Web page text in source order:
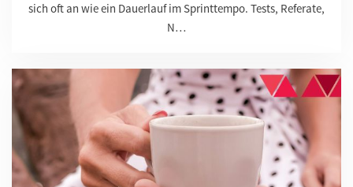
sich oft an wie ein Dauerlauf im Sprinttempo. Tests, Referate,
N…